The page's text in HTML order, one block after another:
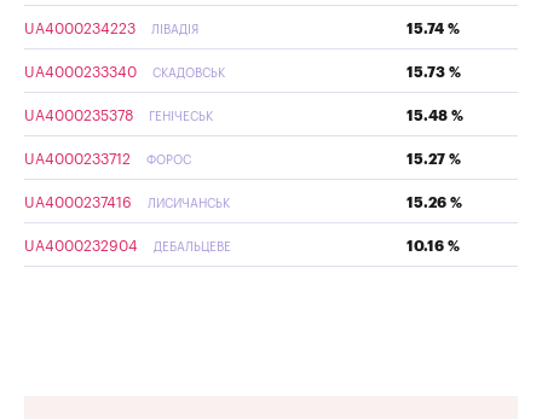
UA4000234223 ЛІВАДІЯ 15.74 %
UA4000233340 СКАДОВСЬК 15.73 %
UA4000235378 ГЕНІЧЕСЬК 15.48 %
UA4000233712 ФОРОС 15.27 %
UA4000237416 ЛИСИЧАНСЬК 15.26 %
UA4000232904 ДЕБАЛЬЦЕВЕ 10.16 %